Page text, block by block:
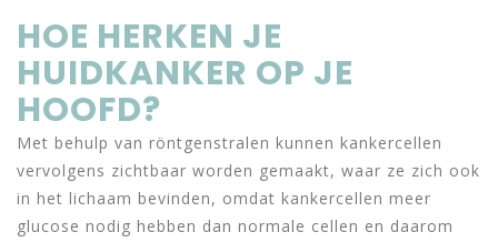
HOE HERKEN JE
HUIDKANKER OP JE
HOOFD?
Met behulp van röntgenstralen kunnen kankercellen
vervolgens zichtbaar worden gemaakt, waar ze zich ook
in het lichaam bevinden, omdat kankercellen meer
glucose nodig hebben dan normale cellen en daarom